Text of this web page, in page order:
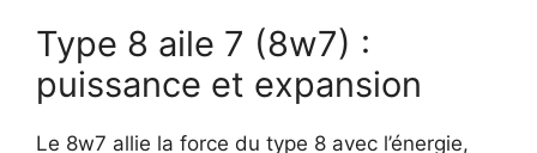
Type 8 aile 7 (8w7) :
puissance et expansion
Le 8w7 allie la force du type 8 avec l’énergie,